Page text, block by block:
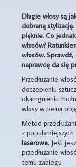
Długie włosy są
dobraną
pięknie. Co
włosów?
włosów.
naprawdę da się
Przedłużanie
doczepieniu
okamgnieniu
włosy w pełną
Metod
z
laserowe. Jeśli
przedłużanie
temu zabiegu.